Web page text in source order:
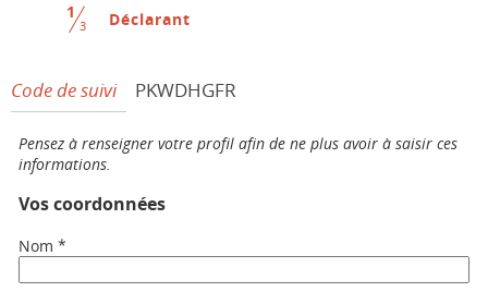
Paiement
Compte
Associations
Code de suivi PKWDHGFR
1
3 Déclarant
Pensez à renseigner votre profil afin de ne plus avoir à saisir ces
informations.
Vos coordonnées
Nom *